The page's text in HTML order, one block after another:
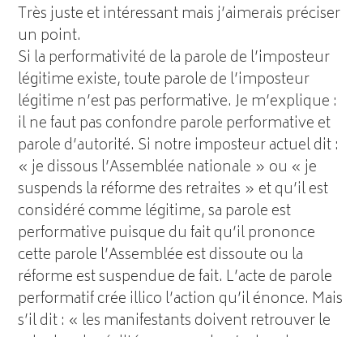
Très juste et intéressant mais j’aimerais préciser
un point.
Si la performativité de la parole de l’imposteur
légitime existe, toute parole de l’imposteur
légitime n’est pas performative. Je m’explique :
il ne faut pas confondre parole performative et
parole d’autorité. Si notre imposteur actuel dit :
« je dissous l’Assemblée nationale » ou « je
suspends la réforme des retraites » et qu’il est
considéré comme légitime, sa parole est
performative puisque du fait qu’il prononce
cette parole l’Assemblée est dissoute ou la
réforme est suspendue de fait. L’acte de parole
performatif crée illico l’action qu’il énonce. Mais
s’il dit : « les manifestants doivent retrouver le